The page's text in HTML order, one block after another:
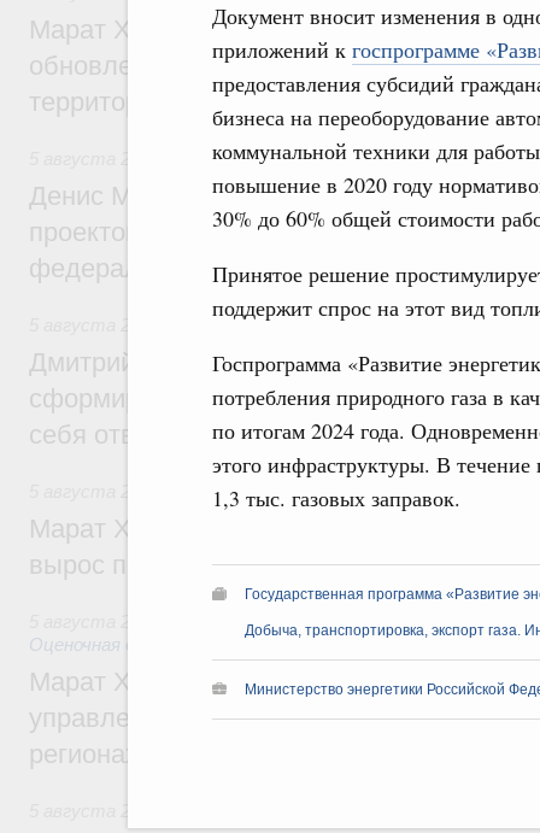
Документ вносит изменения в
приложений к госпрограмме
предоставления субсидий
бизнеса на переоборудование
коммунальной техники для
повышение в 2020 году
30% до 60% общей стоимости
Принятое решение
поддержит спрос на этот вид
Госпрограмма «Развитие
потребления природного газа в
по итогам 2024 года.
этого инфраструктуры. В
1,3 тыс. газовых заправок.
Государственная программа «Развитие
Добыча, транспортировка, экспорт газа.
Министерство энергетики Российской
Марат Хуснуллин: Более 4,3 тыс.
обновлено в России при участии Фонда
территорий
Инструменты развития территорий.
Денис Мантуров провёл совещание по
проектов института кураторства в
федеральном округе
Молодёжная политика
Дмитрий Чернышенко: Всемирный
сформировал целое сообщество людей,
себя ответственность за будущее
Национальный проект «Инфраструктура
Марат Хуснуллин: Ввод нежилых зданий
вырос почти на треть
Земельные отношения. Кадастровая
Оценочная деятельность
Марат Хуснуллин: По решению
управление «ДОМ.РФ» перейдёт более
регионах